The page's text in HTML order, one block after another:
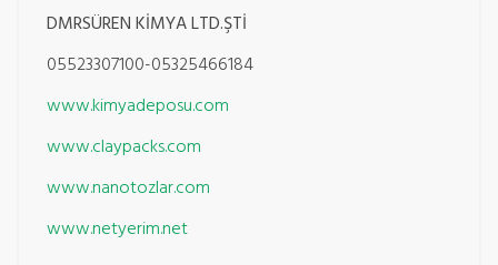
DMRSÜREN KİMYA LTD.ŞTİ
05523307100-05325466184
www.kimyadeposu.com
www.claypacks.com
www.nanotozlar.com
www.netyerim.net